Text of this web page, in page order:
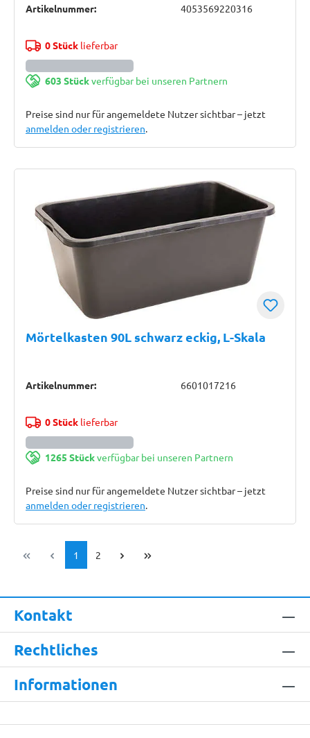
Artikelnummer: 4053569220316
0 Stücklieferbar
603 Stückverfügbar bei unseren Partnern
Preise sind nur für angemeldete Nutzer sichtbar – jetzt
anmelden oder registrieren.
Mörtelkasten 90L schwarz eckig, L-Skala
Artikelnummer: 6601017216
0 Stücklieferbar
1265 Stückverfügbar bei unseren Partnern
Preise sind nur für angemeldete Nutzer sichtbar – jetzt
anmelden oder registrieren.
Seite
1 Seite
2
Kontakt
Rechtliches
Informationen